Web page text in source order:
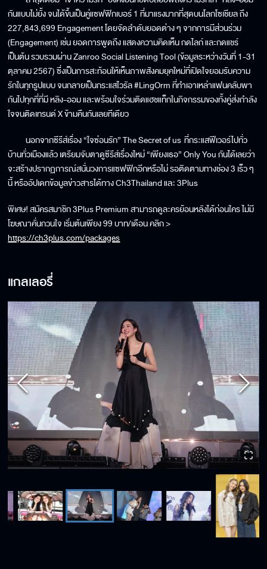
กันแบบไม่ยั้ง จนได้ขึ้นเป็นคู่แซฟฟิกเบอร์ 1 ที่มาแรงมากที่สุดบนโลกโซเชียล ถึง
227,843,699 Engagement โดยจัดลำดับยอดต่าง ๆ จากการมีส่วนร่วม
(Engagement) เช่น ยอดการพูดถึง แสดงความคิดเห็น กดไลก์ และกดแชร์
เป็นต้น รวบรวมผ่าน Zanroo Social Listening Tool (ข้อมูลระหว่างวันที่ 1-31
ตุลาคม 2567) ซึ่งเป็นการสะท้อนให้เห็นภาพสังคมยุคใหม่ที่เปิดใจยอมรับความ
รักในทุกรูปแบบ จนกลายเป็นกระแสไวรัล #LingOrm ที่ทำเอาเหล่าแฟนคลับพา
กันไปทุกที่ที่มี หลิง-ออม และพร้อมใจร่วมติดแฮชแท็กในกิจกรรมของทั้งคู่ส่งกำลัง
ใจจนติดเทรนด์ X ข้ามคืนกันเลยทีเดียว
นอกจากซีรีส์เรื่อง “ใจซ่อนรัก” The Secret of us ที่กระแสฟีเวอร์ไปทั่ว
บ้านทั่วเมืองแล้ว เตรียมจับตาดูซีรีส์เรื่องใหม่ “เพียงเธอ” Only You กันได้เลยว่า
จะสร้างปรากฏการณ์สนั่นวงการแซฟฟิกอีกหรือไม่ รอติดตามทางช่อง 3 เร็ว ๆ
นี้ หรืออัปเดทข้อมูลข่าวสารได้ทาง Ch3Thailand และ 3Plus
พิเศษ! สมัครสมาชิก 3Plus Premium สามารถดูละครย้อนหลังได้ก่อนใคร ไม่มี
โฆษณาคั่นกวนใจ เริ่มต้นเพียง 99 บาท/เดือน คลิก >
https://ch3plus.com/packages
แกลเลอรี่